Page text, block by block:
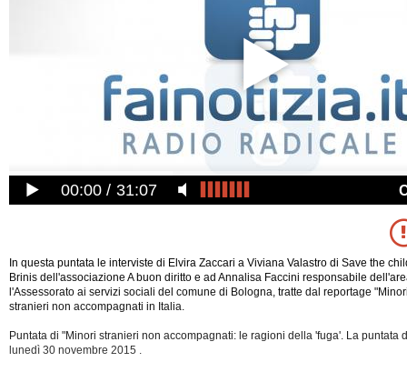
00:00 31:07
In questa puntata le interviste di Elvira Zaccari a Viviana Valastro di Save the
Brinis dell'associazione A buon diritto e ad Annalisa Faccini responsabile
l'Assessorato ai servizi sociali del comune di Bologna, tratte dal reportage
stranieri non accompagnati in Italia.
Puntata di "Minori stranieri non accompagnati: le ragioni della 'fuga'. La puntata
lunedì 30 novembre 2015 .